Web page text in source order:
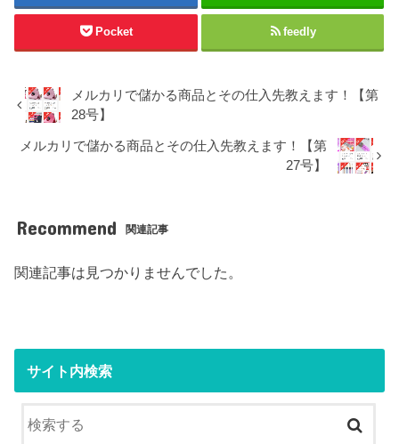
Pocket feedly
メルカリで儲かる商品とその仕入先教えます！【第
28号】
メルカリで儲かる商品とその仕入先教えます！【第
27号】
Recommend 関連記事
関連記事は見つかりませんでした。
サイト内検索